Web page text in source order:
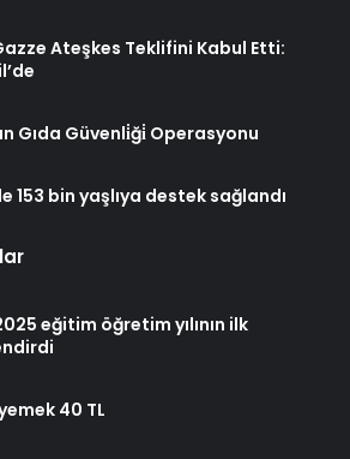
Ateşkes Teklifini Kabul Etti:
Gıda Güvenli̇ği̇ Operasyonu
153 bin yaşlıya destek sağlandı
eğitim öğretim yılının ilk
40 TL